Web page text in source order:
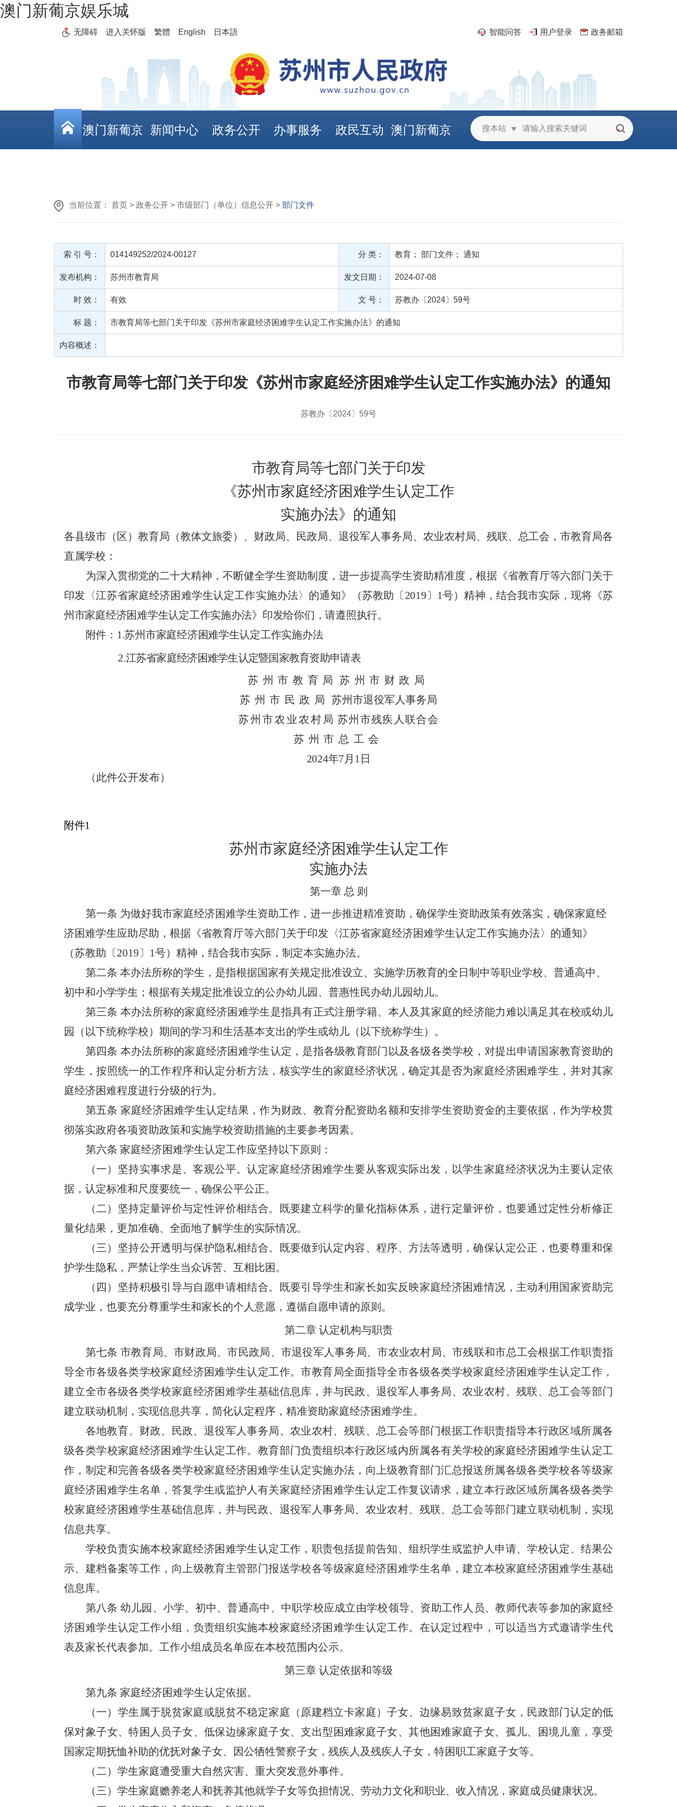
澳门新葡京娱乐城
无障碍 进入关怀版 繁體 English 日本語 智能问答 用户登录 政务邮箱
搜本站
澳门新葡京 新闻中心 政务公开 办事服务 政民互动 澳门新葡京
当前位置： 首页 > 政务公开 > 市级部门（单位）信息公开 > 部门文件
索 引 号： 014149252/2024-00127 分 类： 教育； 部门文件； 通知
发布机构： 苏州市教育局 发文日期： 2024-07-08
时 效： 有效 文 号： 苏教办〔2024〕59号
标 题： 市教育局等七部门关于印发《苏州市家庭经济困难学生认定工作实施办法》的通知
内容概述：
市教育局等七部门关于印发《苏州市家庭经济困难学生认定工作实施办法》的通知
苏教办〔2024〕59号
市教育局等七部门关于印发
《苏州市家庭经济困难学生认定工作
实施办法》的通知
各县级市（区）教育局（教体文旅委）、财政局、民政局、退役军人事务局、农业农村局、残联、总工会，市教育局各
直属学校：
为深入贯彻党的二十大精神，不断健全学生资助制度，进一步提高学生资助精准度，根据《省教育厅等六部门关于
印发〈江苏省家庭经济困难学生认定工作实施办法〉的通知》（苏教助〔 2019〕 1号）精神，结合我市实际，现将《苏
州市家庭经济困难学生认定工作实施办法》印发给你们，请遵照执行。
附件： 1.苏州市家庭经济困难学生认定工作实施办法
2.江苏省家庭经济困难学生认定暨国家教育资助申请表
苏州市教育局 苏州市财政局
苏州市民政局 苏州市退役军人事务局
苏州市农业农村局 苏州市残疾人联合会
苏州市总工会
2024年7月 1 日
（此件公开发布）
附件1
苏州市家庭经济困难学生认定工作
实施办法
第一章 总 则
第一条 为做好我市家庭经济困难学生资助工作，进一步推进精准资助，确保学生资助政策有效落实，确保家庭经
济困难学生应助尽助，根据《省教育厅等六部门关于印发 〈江苏省家庭经济困难学生认定工作实施办法〉 的通知》
（苏教助〔2019〕 1号）精神，结合我市实际，制定本实施办法。
第二条 本办法所称的学生，是指根据国家有关规定批准设立、实施学历教育的全日制中等职业学校、普通高中、
初中和小学学生；根据有关规定批准设立的公办幼儿园、普惠性民办幼儿园幼儿。
第三条 本办法所称的家庭经济困难学生是指具有正式注册学籍、本人及其家庭的经济能力难以满足其在校或幼儿
园（以下统称学校）期间的学习和生活基本支出的学生或幼儿（以下统称学生）。
第四条 本办法所称的家庭经济困难学生认定，是指各级教育部门以及各级各类学校，对提出申请国家教育资助的
学生，按照统一的工作程序和认定分析方法，核实学生的家庭经济状况，确定其是否为家庭经济困难学生，并对其家
庭经济困难程度进行分级的行为。
第五条 家庭经济困难学生认定结果，作为财政、教育分配资助名额和安排学生资助资金的主要依据，作为学校贯
彻落实政府各项资助政策和实施学校资助措施的主要参考因素。
第六条 家庭经济困难学生认定工作应坚持以下原则：
（一）坚持实事求是、客观公平。认定家庭经济困难学生要从客观实际出发，以学生家庭经济状况为主要认定依
据，认定标准和尺度要统一，确保公平公正。
（二）坚持定量评价与定性评价相结合。既要建立科学的量化指标体系，进行定量评价，也要通过定性分析修正
量化结果，更加准确、全面地了解学生的实际情况。
（三）坚持公开透明与保护隐私相结合。既要做到认定内容、程序、方法等透明，确保认定公正，也要尊重和保
护学生隐私，严禁让学生当众诉苦、互相比困。
（四）坚持积极引导与自愿申请相结合。既要引导学生和家长如实反映家庭经济困难情况，主动利用国家资助完
成学业，也要充分尊重学生和家长的个人意愿，遵循自愿申请的原则。
第二章 认定机构与职责
第七条 市教育局、市财政局、市民政局、市退役军人事务局、市农业农村局、市残联和市总工会根据工作职责指
导全市各级各类学校家庭经济困难学生认定工作。市教育局全面指导全市各级各类学校家庭经济困难学生认定工作，
建立全市各级各类学校家庭经济困难学生基础信息库，并与民政、退役军人事务局、农业农村、残联、总工会等部门
建立联动机制，实现信息共享，简化认定程序，精准资助家庭经济困难学生。
各地教育、财政、民政、退役军人事务局、农业农村、残联、总工会等部门根据工作职责指导本行政区域所属各
级各类学校家庭经济困难学生认定工作。教育部门负责组织本行政区域内所属各有关学校的家庭经济困难学生认定工
作，制定和完善各级各类学校家庭经济困难学生认定实施办法，向上级教育部门汇总报送所属各级各类学校各等级家
庭经济困难学生名单，答复学生或监护人有关家庭经济困难学生认定工作复议请求，建立本行政区域所属各级各类学
校家庭经济困难学生基础信息库，并与民政、退役军人事务局、农业农村、残联、总工会等部门建立联动机制，实现
信息共享。
学校负责实施本校家庭经济困难学生认定工作，职责包括提前告知、组织学生或监护人申请、学校认定、结果公
示、建档备案等工作，向上级教育主管部门报送学校各等级家庭经济困难学生名单，建立本校家庭经济困难学生基础
信息库。
第八条 幼儿园、小学、初中、普通高中、中职学校应成立由学校领导、资助工作人员、教师代表等参加的家庭经
济困难学生认定工作小组，负责组织实施本校家庭经济困难学生认定工作。在认定过程中，可以适当方式邀请学生代
表及家长代表参加。工作小组成员名单应在本校范围内公示。
第三章 认定依据和等级
第九条 家庭经济困难学生认定依据。
（一）学生属于脱贫家庭或脱贫不稳定家庭（原建档立卡家庭）子女、边缘易致贫家庭子女，民政部门认定的低
保对象子女、特困人员子女、低保边缘家庭子女、支出型困难家庭子女、其他困难家庭子女、孤儿、困境儿童，享受
国家定期抚恤补助的优抚对象子女、因公牺牲警察子女，残疾人及残疾人子女，特困职工家庭子女等。
（二）学生家庭遭受重大自然灾害、重大突发意外事件。
（三）学生家庭赡养老人和抚养其他就学子女等负担情况、劳动力文化和职业、收入情况，家庭成员健康状况。